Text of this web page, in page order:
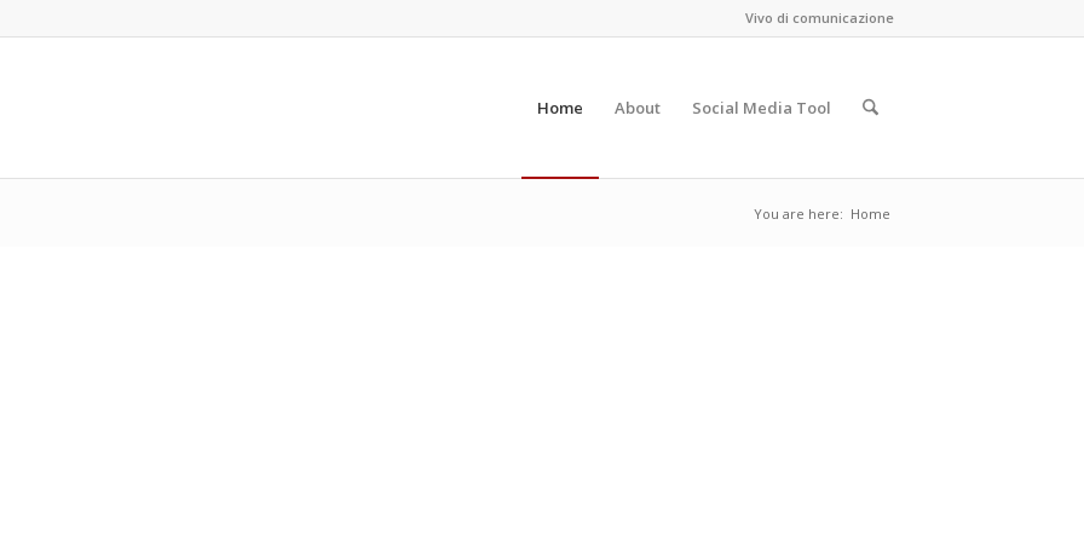
Vivo di comunicazione
Home About Social Media Tool
You are here: Home